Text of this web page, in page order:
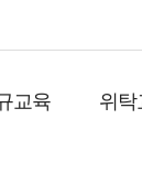
교육 위탁